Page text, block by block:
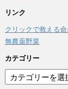
リンク
クリックで救える命
無農薬野菜
カテゴリー
テ